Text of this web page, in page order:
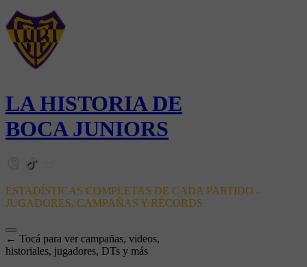
LA HISTORIA DE
BOCA JUNIORS
ESTADÍSTICAS COMPLETAS DE CADA PARTIDO -
JUGADORES, CAMPAÑAS Y RÉCORDS
← Tocá para ver campañas, videos,
historiales, jugadores, DTs y más